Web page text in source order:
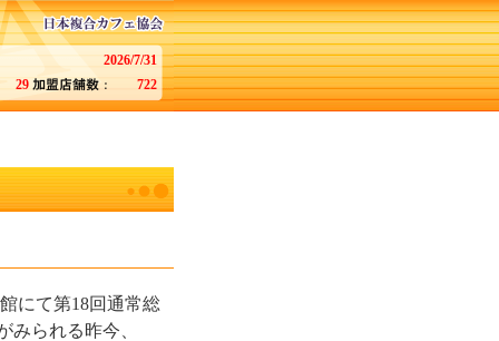
2026/7/31
29
722
にて第18回通常総
みられる昨今、